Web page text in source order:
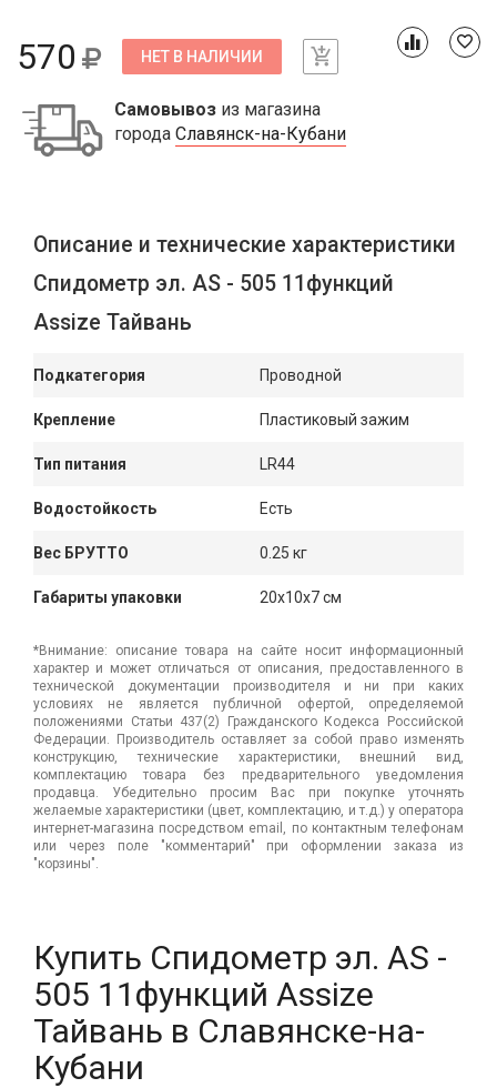
570 НЕТ В НАЛИЧИИ
Самовывоз из магазина
города Славянск-на-Кубани
Описание и технические характеристики
Спидометр эл. AS - 505 11функций
Assize Тайвань
Подкатегория Проводной
Крепление Пластиковый зажим
Тип питания LR44
Водостойкость Есть
Вес БРУТТО 0.25 кг
Габариты упаковки 20x10x7 см
*Внимание: описание товара на сайте носит информационный
характер и может отличаться от описания, предоставленного в
технической документации производителя и ни при каких
условиях не является публичной офертой, определяемой
положениями Статьи 437(2) Гражданского Кодекса Российской
Федерации. Производитель оставляет за собой право изменять
конструкцию, технические характеристики, внешний вид,
комплектацию товара без предварительного уведомления
продавца. Убедительно просим Вас при покупке уточнять
желаемые характеристики (цвет, комплектацию, и т.д.) у оператора
интернет-магазина посредством email, по контактным телефонам
или через поле "комментарий" при оформлении заказа из
"корзины".
Купить Спидометр эл. AS -
505 11функций Assize
Тайвань в Славянске-на-
Кубани